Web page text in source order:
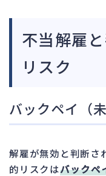
不当解雇
リスク
バックペイ（
解雇が無効と判断さ
的リスクはバックペ